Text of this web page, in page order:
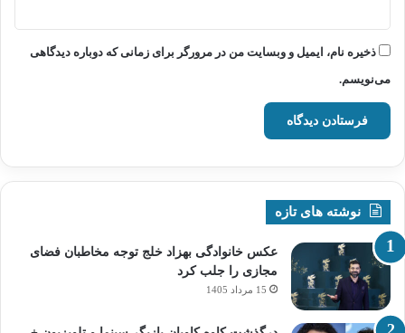
ذخیره نام، ایمیل و وبسایت من در مرورگر برای زمانی که دوباره دیدگاهی
می‌نویسم.
نوشته های تازه
عکس خانوادگی بهزاد خلج توجه مخاطبان فضای
مجازی را جلب کرد
15 مرداد 1405